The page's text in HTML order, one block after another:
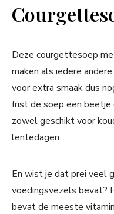
Deze courgettesoep
maken als iedere
voor extra smaak dus
frist de soep een beetje
zowel geschikt voor
lentedagen.
En wist je dat prei veel
voedingsvezels bevat?
bevat de meeste